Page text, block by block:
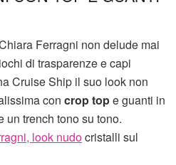
Ferragni non delude mai
di trasparenze e capi
Cruise Ship il suo look non
con crop tope guanti in
un trench tono su tono.
look nudocristalli sul